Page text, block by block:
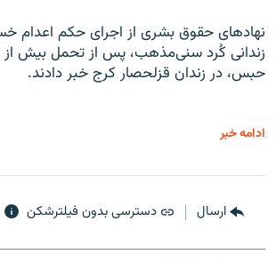
نهادهای حقوق بشری از اجرای حکم اعدام
حبس، در زندان قزلحصار کرج خبر دادند.
ادامه خبر
ارسال دسترسی بدون فیلترشکن